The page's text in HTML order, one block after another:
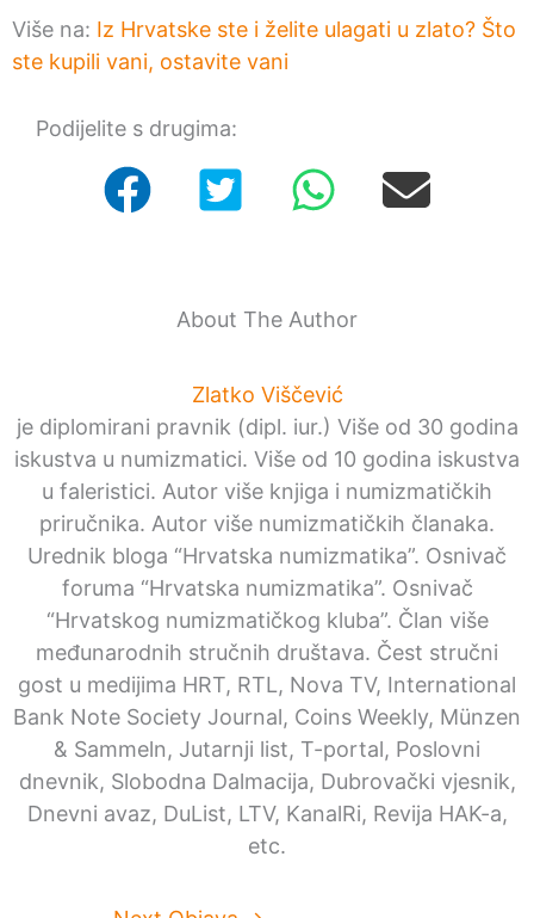
Više na: Iz Hrvatske ste i želite ulagati u zlato? Što
ste kupili vani, ostavite vani
Podijelite s drugima:
About The Author
Zlatko Viščević
je diplomirani pravnik (dipl. iur.) Više od 30 godina
iskustva u numizmatici. Više od 10 godina iskustva
u faleristici. Autor više knjiga i numizmatičkih
priručnika. Autor više numizmatičkih članaka.
Urednik bloga “Hrvatska numizmatika”. Osnivač
foruma “Hrvatska numizmatika”. Osnivač
“Hrvatskog numizmatičkog kluba”. Član više
međunarodnih stručnih društava. Čest stručni
gost u medijima HRT, RTL, Nova TV, International
Bank Note Society Journal, Coins Weekly, Münzen
& Sammeln, Jutarnji list, T-portal, Poslovni
dnevnik, Slobodna Dalmacija, Dubrovački vjesnik,
Dnevni avaz, DuList, LTV, KanalRi, Revija HAK-a,
etc.